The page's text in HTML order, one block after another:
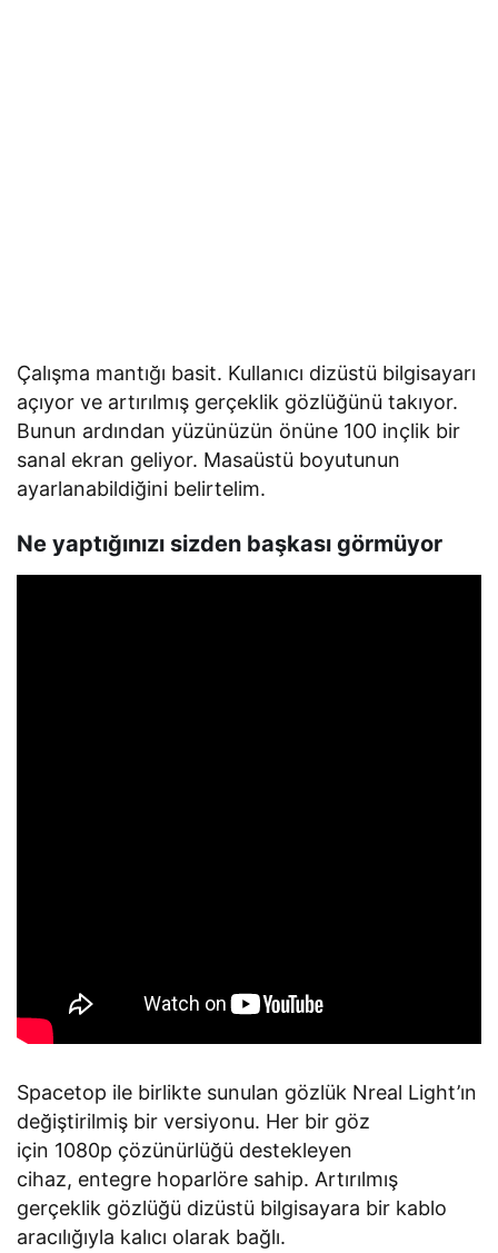
Çalışma mantığı basit. Kullanıcı dizüstü bilgisayarı
açıyor ve artırılmış gerçeklik gözlüğünü takıyor.
Bunun ardından yüzünüzün önüne 100 inçlik bir
sanal ekran geliyor. Masaüstü boyutunun
ayarlanabildiğini belirtelim.
Ne yaptığınızı sizden başkası görmüyor
Spacetop ile birlikte sunulan gözlük Nreal Light’ın
değiştirilmiş bir versiyonu. Her bir göz
için 1080p çözünürlüğü destekleyen
cihaz, entegre hoparlöre sahip. Artırılmış
gerçeklik gözlüğü dizüstü bilgisayara bir kablo
aracılığıyla kalıcı olarak bağlı.